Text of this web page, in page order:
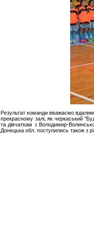
Результат команди вважаємо
прекрасному залі, як черкаський
та дівчаткам з Володимир-
Донецька обл. поступились також з